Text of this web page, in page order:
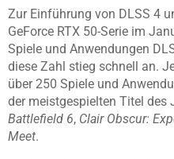
Zur Einführung von DLSS 4
GeForce RTX 50-Serie im
Spiele und Anwendungen
diese Zahl stieg schnell an.
über 250 Spiele und
der meistgespielten Titel des
Battlefield 6, Clair Obscur:
Meet.